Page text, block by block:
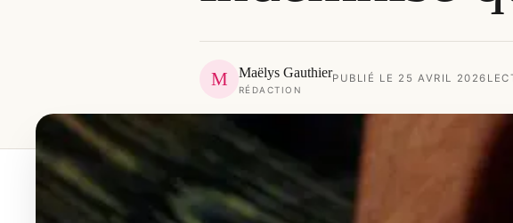
M Maëlys Gauthier
RÉDACTION
PUBLIÉ LE 25 AVRIL 2026